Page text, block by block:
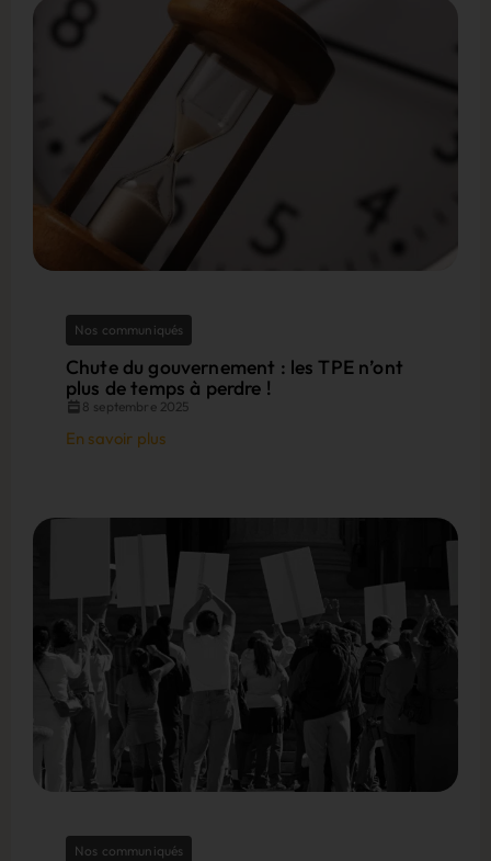
Nos communiqués
Chute du gouvernement : les TPE n’ont
plus de temps à perdre !
8 septembre 2025
En savoir plus
Nos communiqués